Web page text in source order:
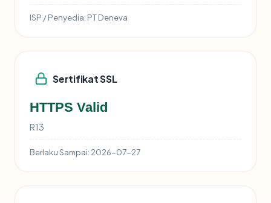
ISP / Penyedia: PT Deneva
Sertifikat SSL
HTTPS Valid
R13
Berlaku Sampai: 2026-07-27